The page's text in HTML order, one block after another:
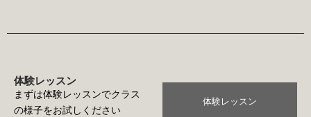
体験レッスン
まずは体験レッスンでクラス
の様子をお試しください
体験レッスン